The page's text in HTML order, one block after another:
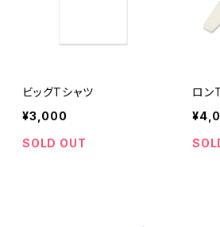
ビッグTシャツ
¥3,000
SOLD OUT
ロン